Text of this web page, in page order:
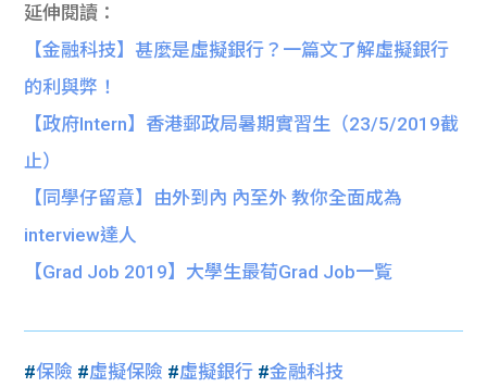
延伸閱讀：
【金融科技】甚麼是虛擬銀行？一篇文了解虛擬銀行
的利與弊！
【政府Intern】香港郵政局暑期實習生（23/5/2019截
止）
【同學仔留意】由外到內 內至外 教你全面成為
interview達人
【Grad Job 2019】大學生最荀Grad Job一覧
#保險 #虛擬保險 #虛擬銀行 #金融科技